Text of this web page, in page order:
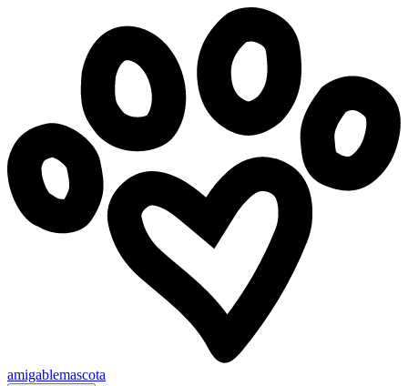
amigablemascota